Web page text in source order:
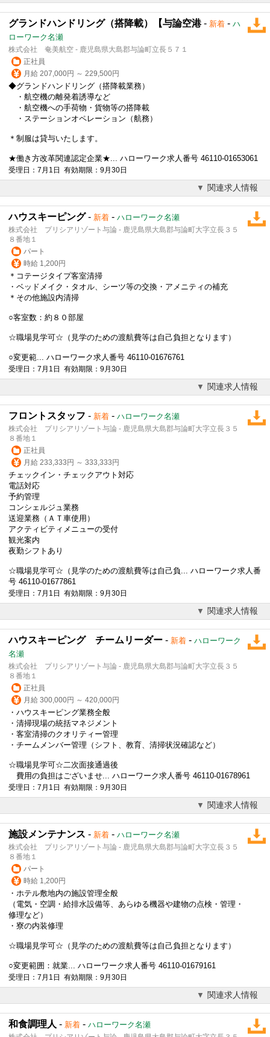
グランドハンドリング（搭降載）【与論空港- 新着 - ハ
ローワーク名瀬
株式会社 奄美航空 - 鹿児島県大島郡与論町立長５７１
正社員
月給 207,000円 ～ 229,500円
◆グランドハンドリング（搭降載業務）
・航空機の離発着誘導など
・航空機への手荷物・貨物等の搭降載
・ステーションオペレーション（航務）
＊制服は貸与いたします。
★働き方改革関連認定企業★... ハローワーク求人番号 46110-01653061
受理日：7月1日 有効期限：9月30日
関連求人情報
ハウスキーピング- 新着 - ハローワーク名瀬
株式会社 プリシアリゾート与論 - 鹿児島県大島郡与論町大字立長３５
８番地１
パート
時給 1,200円
＊コテージタイプ客室清掃
・ベッドメイク・タオル、シーツ等の交換・アメニティの補充
＊その他施設内清掃
○客室数：約８０部屋
☆職場見学可☆（見学のための渡航費等は自己負担となります）
○変更範... ハローワーク求人番号 46110-01676761
受理日：7月1日 有効期限：9月30日
関連求人情報
フロントスタッフ - 新着 - ハローワーク名瀬
株式会社 プリシアリゾート与論 - 鹿児島県大島郡与論町大字立長３５
８番地１
正社員
月給 233,333円 ～ 333,333円
チェックイン・チェックアウト対応
電話対応
予約管理
コンシェルジュ業務
送迎業務（ＡＴ車使用）
アクティビティメニューの受付
観光案内
夜勤シフトあり
☆職場見学可☆（見学のための渡航費等は自己負... ハローワーク求人番
号 46110-01677861
受理日：7月1日 有効期限：9月30日
関連求人情報
ハウスキーピング チームリーダー - 新着 - ハローワーク
名瀬
株式会社 プリシアリゾート与論 - 鹿児島県大島郡与論町大字立長３５
８番地１
正社員
月給 300,000円 ～ 420,000円
・ハウスキーピング業務全般
・清掃現場の統括マネジメント
・客室清掃のクオリティー管理
・チームメンバー管理（シフト、教育、清掃状況確認など）
☆職場見学可☆二次面接通過後
費用の負担はございませ... ハローワーク求人番号 46110-01678961
受理日：7月1日 有効期限：9月30日
関連求人情報
施設メンテナンス - 新着 - ハローワーク名瀬
株式会社 プリシアリゾート与論 - 鹿児島県大島郡与論町大字立長３５
８番地１
パート
時給 1,200円
・ホテル敷地内の施設管理全般
（電気・空調・給排水設備等、あらゆる機器や建物の点検・管理・
修理など）
・寮の内装修理
☆職場見学可☆（見学のための渡航費等は自己負担となります）
○変更範囲：就業... ハローワーク求人番号 46110-01679161
受理日：7月1日 有効期限：9月30日
関連求人情報
和食調理人 - 新着 - ハローワーク名瀬